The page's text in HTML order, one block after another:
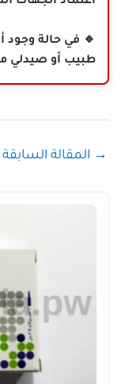
🔹 في حالة
طبيب أو صيدلي
→ المقالة السابقة